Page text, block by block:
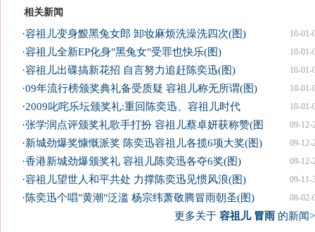
相关新闻
10-01-
·容祖儿变身黢黑兔女郎 卸妆麻烦洗澡洗四次(图)
10-01-
·容祖儿全新EP化身"黑兔女"受罪也快乐(图)
10-01-
·容祖儿出碟搞新花招 自言努力追赶陈奕迅(图)
10-01-
·09年流行榜颁奖典礼备受质疑 容祖儿称无所谓(图)
10-01-
·2009叱咤乐坛颁奖礼:重回陈奕迅、容祖儿时代
09-12-
·张学润点评颁奖礼歌手打扮 容祖儿蔡卓妍获称赞(图
09-12-
·新城劲爆奖慷慨派奖 陈奕迅容祖儿各揽6项大奖(图)
09-12-
·香港新城劲爆颁奖礼 容祖儿陈奕迅各夺6奖(图)
09-11-
·容祖儿望世人和平共处 力撑陈奕迅见惯风浪(图)
08-02-
·陈奕迅个唱"黄潮"泛滥 杨宗纬萧敬腾冒雨朝圣(图)
更多关于 容祖儿 冒雨的新闻